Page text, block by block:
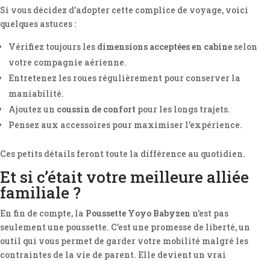
Si vous décidez d’adopter cette complice de voyage, voici
quelques astuces :
Vérifiez toujours les dimensions acceptées en cabine selon
votre compagnie aérienne.
Entretenez les roues régulièrement pour conserver la
maniabilité.
Ajoutez un coussin de confort pour les longs trajets.
Pensez aux accessoires pour maximiser l’expérience.
Ces petits détails feront toute la différence au quotidien.
Et si c’était votre meilleure alliée
familiale ?
En fin de compte, la Poussette Yoyo Babyzen n’est pas
seulement une poussette. C’est une promesse de liberté, un
outil qui vous permet de garder votre mobilité malgré les
contraintes de la vie de parent. Elle devient un vrai